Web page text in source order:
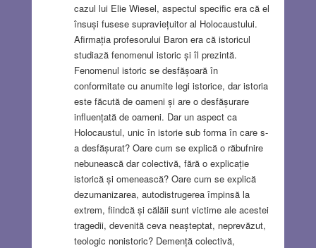
cazul lui Elie Wiesel, aspectul specific era că el
însuși fusese supraviețuitor al Holocaustului.
Afirmația profesorului Baron era că istoricul
studiază fenomenul istoric și îl prezintă.
Fenomenul istoric se desfășoară în
conformitate cu anumite legi istorice, dar istoria
este făcută de oameni și are o desfășurare
influențată de oameni. Dar un aspect ca
Holocaustul, unic în istorie sub forma în care s-
a desfășurat? Oare cum se explică o răbufnire
nebunească dar colectivă, fără o explicație
istorică și omenească? Oare cum se explică
dezumanizarea, autodistrugerea împinsă la
extrem, fiindcă și călăii sunt victime ale acestei
tragedii, devenită ceva neașteptat, neprevăzut,
teologic nonistoric? Demență colectivă,